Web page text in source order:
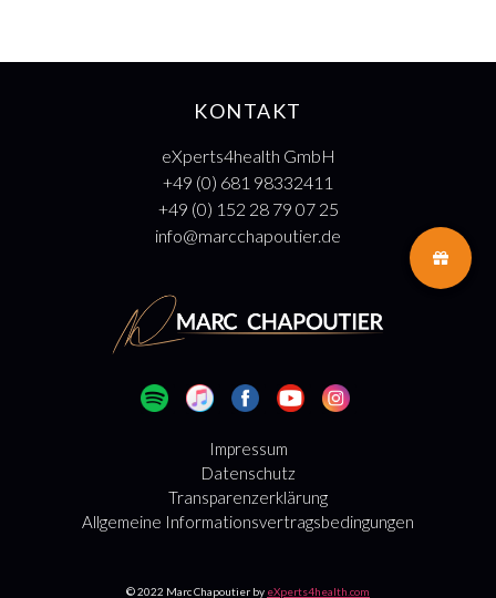
KONTAKT
eXperts4health GmbH
+49 (0) 681 98332411
+49 (0) 152 28 79 07 25
info@marcchapoutier.de
Impressum
Datenschutz
Transparenzerklärung
Allgemeine Informationsvertragsbedingungen
© 2022 Marc Chapoutier by eXperts4health.com